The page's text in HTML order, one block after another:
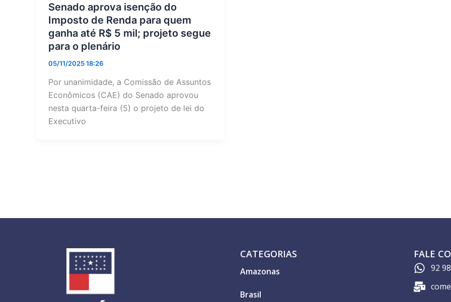
Senado aprova isenção do
Imposto de Renda para quem
ganha até R$ 5 mil; projeto segue
para o plenário
05/11/2025 18:26
Por unanimidade, a Comissão de Assuntos
Econômicos (CAE) do Senado aprovou
nesta quarta-feira (5) o projeto de lei do
Executivo
CATEGORIAS
Amazonas
Brasil
FALE
92